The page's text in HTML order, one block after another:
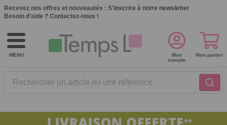
Recevez nos offres et nouveautés : S'inscrire à notre newsletter
Besoin d'aide ? Contactez-nous !
MENU
Rechercher un article ou une référence
Mon
compte
Mon panier